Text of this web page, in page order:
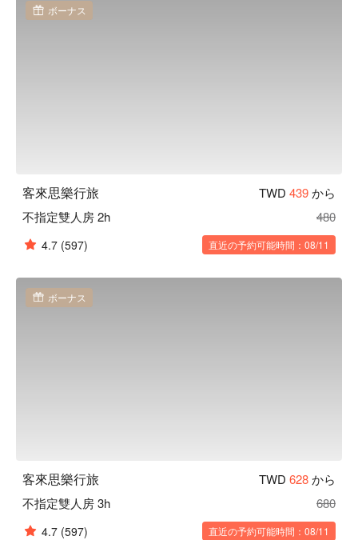
ボーナス
客來思樂行旅 TWD 439から
不指定雙人房 2h
480
4.7 (597) 直近の予約可能時間：08/11
ボーナス
客來思樂行旅 TWD 628から
不指定雙人房 3h
680
4.7 (597) 直近の予約可能時間：08/11